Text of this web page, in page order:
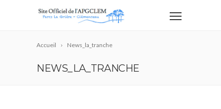
Accueil News_la_tranche
NEWS_LA_TRANCHE